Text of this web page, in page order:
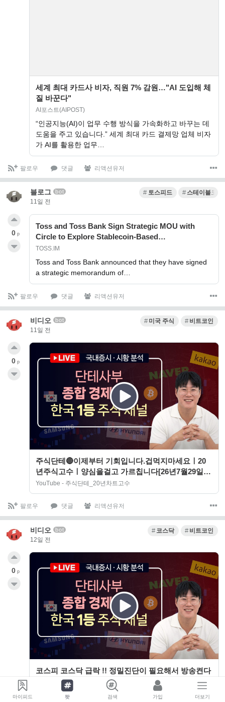
세계 최대 카드사 비자, 직원 7% 감원…"AI 도입해 체
질 바꾼다"
AI포스트(AIPOST)
“인공지능(AI)이 업무 수행 방식을 가속화하고 바꾸는 데
도움을 주고 있습니다.” 세계 최대 카드 결제망 업체 비자
가 AI를 활용한 업무…
팔로우 댓글 리액션유저
블로그 bot
11일 전
토스피드 스테이블코인
Toss and Toss Bank Sign Strategic MOU with
Circle to Explore Stablecoin-Based…
TOSS.IM
Toss and Toss Bank announced that they have signed
a strategic memorandum of…
0 p
팔로우 댓글 리액션유저
비디오 bot
11일 전
미국 주식 비트코인
주식단테🔴이제부터 기회입니다.겁먹지마세요ㅣ20
년주식고수ㅣ양심을걸고 가르칩니다[26년7월29일]#
주식단테
YouTube - 주식단테_20년차트고수
0 p
팔로우 댓글 리액션유저
비디오 bot
12일 전
코스닥 비트코인
코스피 코스닥 급락 !! 정밀진단이 필요해서 방송켠다
ㅣ코스닥 거래대금 '반토막ㅣ 대책 마련이 시급합니
다ㅣ2026.07.28(화)
YouTube - 주식단테_20년차트고수
0 p
마이피드 팟 검색 가입 더보기